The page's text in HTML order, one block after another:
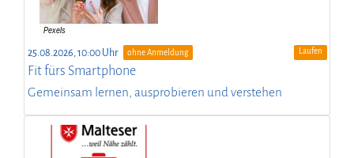
25.08.2026, 10:00 Uhr ohne Anmeldung Laufen
Fit fürs Smartphone
Gemeinsam lernen, ausprobieren und verstehen